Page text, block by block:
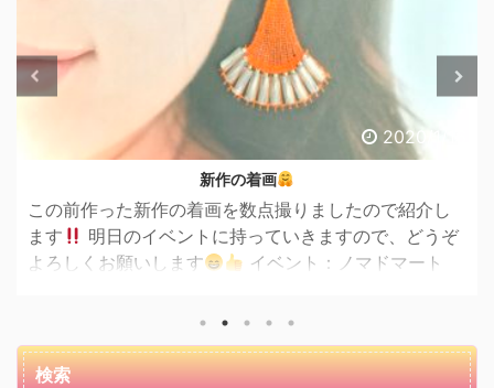
介し
どうぞ
ート
ずは大
さイメ
出店のお知らせ
新年あけましておめでとうございます
月からだいぶサボってしまいました
見に
ただいてる皆さん申し訳ないです
もっとコン
からもどうぞよろしくお願いします
検索